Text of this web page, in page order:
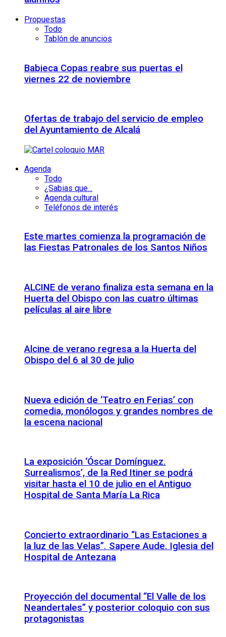
Propuestas
Todo
Tablón de anuncios
Babieca Copas reabre sus puertas el
viernes 22 de noviembre
Ofertas de trabajo del servicio de empleo
del Ayuntamiento de Alcalá
Agenda
Todo
¿Sabias que...
Agenda cultural
Teléfonos de interés
Este martes comienza la programación de
las Fiestas Patronales de los Santos Niños
ALCINE de verano finaliza esta semana en la
Huerta del Obispo con las cuatro últimas
películas al aire libre
Alcine de verano regresa a la Huerta del
Obispo del 6 al 30 de julio
Nueva edición de ‘Teatro en Ferias’ con
comedia, monólogos y grandes nombres de
la escena nacional
La exposición ‘Óscar Domínguez.
Surrealismos’, de la Red Itiner se podrá
visitar hasta el 10 de julio en el Antiguo
Hospital de Santa María La Rica
Concierto extraordinario “Las Estaciones a
la luz de las Velas”. Sapere Aude. Iglesia del
Hospital de Antezana
Proyección del documental “El Valle de los
Neandertales” y posterior coloquio con sus
protagonistas